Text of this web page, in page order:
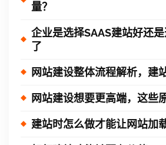
量？
企业是选择SAAS建站好还
了
网站建设整体流程解析，建
网站建设想要更高端，这些
建站时怎么做才能让网站加